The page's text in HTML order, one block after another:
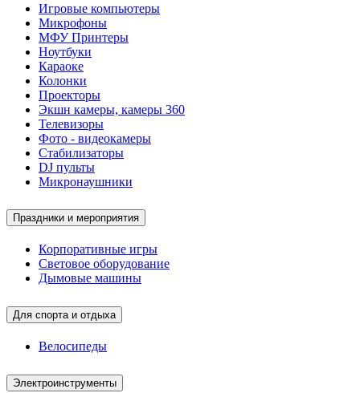
Игровые компьютеры
Микрофоны
МФУ Принтеры
Ноутбуки
Караоке
Колонки
Проекторы
Экшн камеры, камеры 360
Телевизоры
Фото - видеокамеры
Стабилизаторы
DJ пульты
Микронаушники
Праздники и мероприятия
Корпоративные игры
Световое оборудование
Дымовые машины
Для спорта и отдыха
Велосипеды
Электроинструменты